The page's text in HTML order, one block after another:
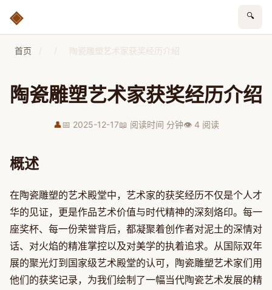
🔍
首页 / / 陶瓷雕塑艺术家获奖经历介绍
陶瓷雕塑艺术家获奖经历介绍
👤📅 2025-12-17📖 阅读时间 分钟👁 4 阅读
概述
在陶瓷雕塑的艺术殿堂中，艺术家的获奖经历不仅是个人才
华的见证，更是作品艺术价值与时代精神的深刻烙印。每一
座奖杯、每一份荣誉背后，都凝聚着创作者对泥土的深情对
话、对火焰的精准掌控以及对美学的执着追求。从国际双年
展的聚光灯到国家级艺术殿堂的认可，陶瓷雕塑艺术家们用
他们的获奖记录，为我们绘制了一幅当代陶瓷艺术发展的精